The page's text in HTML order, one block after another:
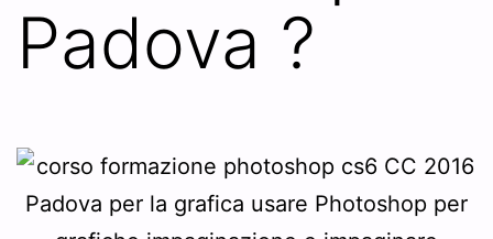
Padova ?